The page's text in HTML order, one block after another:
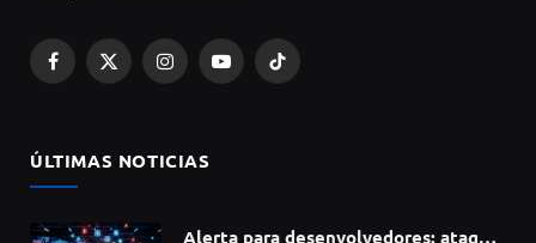
Facebook
X
InstagramYouTubeTikTok
ÚLTIMAS NOTICIAS
Alerta para desenvolvedores: ataque